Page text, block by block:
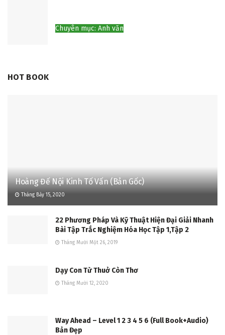
Chuyên mục: Anh văn
HOT BOOK
Hoàng Đế Nội Kinh Tố Vấn (Bản Gốc)
Tháng Bảy 15, 2020
22 Phương Pháp Và Kỹ Thuật Hiện Đại Giải Nhanh
Bài Tập Trắc Nghiệm Hóa Học Tập 1,Tập 2
Tháng Mười Một 26, 2019
Dạy Con Từ Thuở Còn Thơ
Tháng Mười 12, 2020
Way Ahead – Level 1 2 3 4 5 6 (Full Book+Audio)
Bản Đẹp